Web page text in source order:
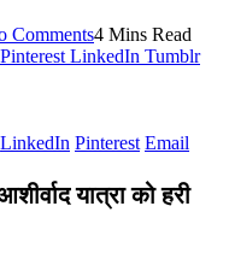
Comments4 Mins Read
Pinterest LinkedIn Tumblr
LinkedIn Pinterest Email
यात्रा को हरी